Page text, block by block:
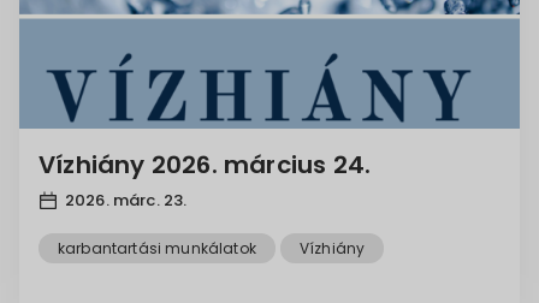
Vízhiány 2026. március 24.
2026. márc. 23.
karbantartási munkálatok Vízhiány